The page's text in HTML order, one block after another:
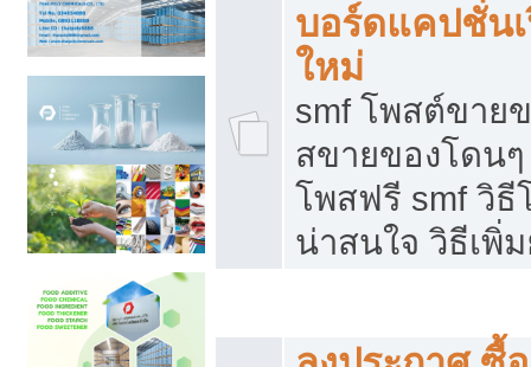
บอร์ดแคปชั่น
ใหม่
smf โพสต์ขาย
สขายของโดน
โพสฟรี smf วิธี
น่าสนใจ วิธีเพิ่